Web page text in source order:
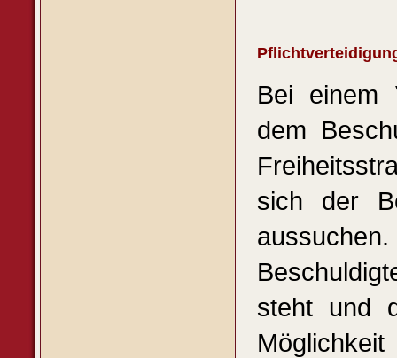
Bei einem
dem
sich der
steht und